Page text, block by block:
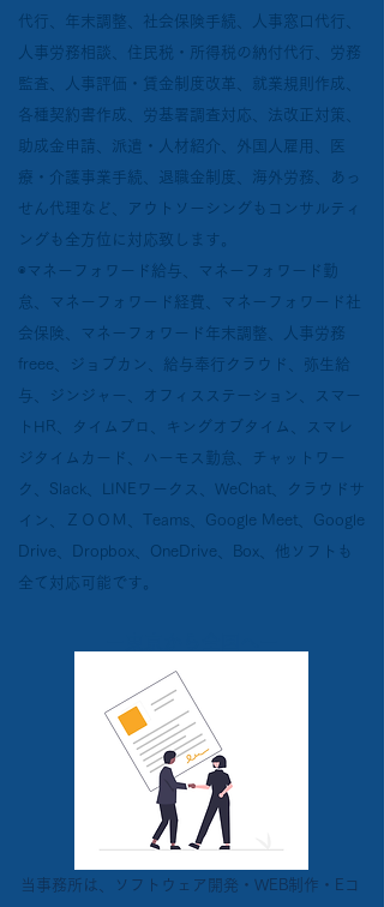
代行、年末調整、社会保険手続、人事窓口代行、
人事労務相談、住民税・所得税の納付代行、労務
監査、人事評価・賃金制度改革、就業規則作成、
各種契約書作成、労基署調査対応、法改正対策、
助成金申請、派遣・人材紹介、外国人雇用、医
療・介護事業手続、退職金制度、海外労務、あっ
せん代理など、アウトソーシングもコンサルティ
ングも全方位に対応致します。
◉マネーフォワード給与、マネーフォワード勤
怠、マネーフォワード経費、マネーフォワード社
会保険、マネーフォワード年末調整、人事労務
freee、ジョブカン、給与奉行クラウド、弥生給
与、ジンジャー、オフィスステーション、スマー
トHR、タイムプロ、キングオブタイム、スマレ
ジタイムカード、​ハーモス勤怠、チャットワー
ク、Slack、LINEワークス、WeChat、クラウドサ
イン、ＺＯＯＭ、Teams、Google Meet、Google
Drive、Dropbox、OneDrive、Box、他ソフトも
全て対応可能です。
当事務所は、ソフトウェア開発・WEB制作・Eコ